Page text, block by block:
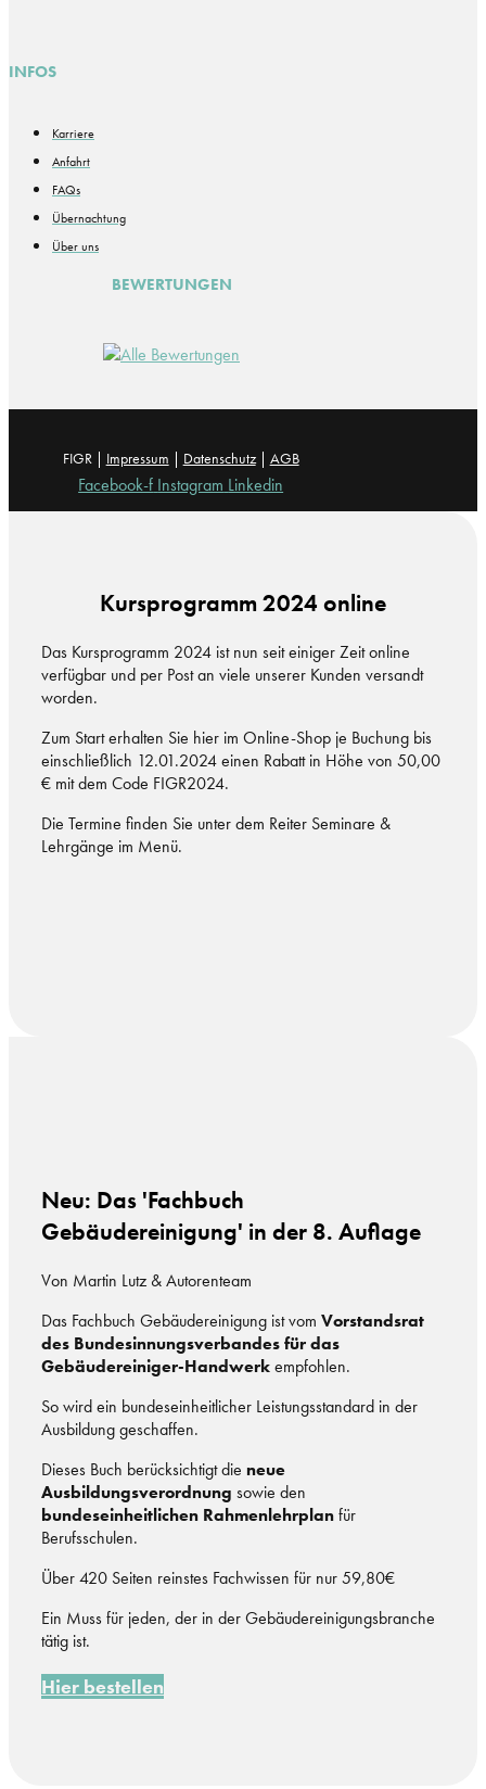
INFOS
Karriere
Anfahrt
FAQs
Übernachtung
Über uns
BEWERTUNGEN
FIGR | Impressum | Datenschutz| AGB
Facebook-f Instagram Linkedin
Kursprogramm 2024 online
Das Kursprogramm 2024 ist nun seit einiger Zeit online
verfügbar und per Post an viele unserer Kunden versandt
worden.
Zum Start erhalten Sie hier im Online-Shop je Buchung bis
einschließlich 12.01.2024 einen Rabatt in Höhe von 50,00
€ mit dem Code FIGR2024.
Die Termine finden Sie unter dem Reiter Seminare &
Lehrgänge im Menü.
Neu: Das 'Fachbuch
Gebäudereinigung' in der 8. Auflage
Von Martin Lutz & Autorenteam
Das Fachbuch Gebäudereinigung ist vom Vorstandsrat
des Bundesinnungsverbandes für das
Gebäudereiniger-Handwerkempfohlen.
So wird ein bundeseinheitlicher Leistungsstandard in der
Ausbildung geschaffen.
Dieses Buch berücksichtigt die neue
Ausbildungsverordnung sowie den
bundeseinheitlichen Rahmenlehrplanfür
Berufsschulen.
Über 420 Seiten reinstes Fachwissen für nur 59,80€
Ein Muss für jeden, der in der Gebäudereinigungsbranche
tätig ist.
Hier bestellen